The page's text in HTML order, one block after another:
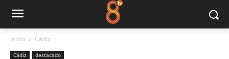
Inicio Cádiz
Cádiz destacado